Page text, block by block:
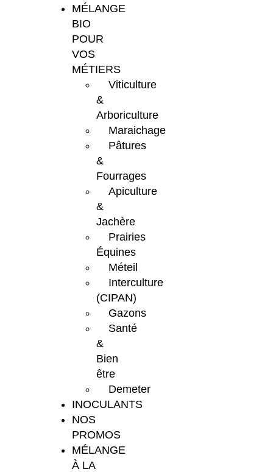
MÉLANGE
BIO
POUR
VOS
MÉTIERS
Viticulture
&
Arboriculture
Maraichage
Pâtures
&
Fourrages
Apiculture
&
Jachère
Prairies
Équines
Méteil
Interculture
(CIPAN)
Gazons
Santé
&
Bien
être
Demeter
INOCULANTS
NOS
PROMOS
MÉLANGE
À LA